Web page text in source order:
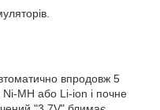
впродовж 5
Ni-MH або Li-ion і почне